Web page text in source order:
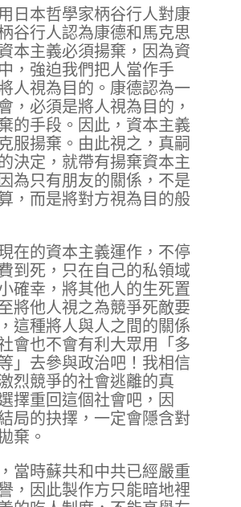
日本哲學家柄谷行人對康
谷行人認為康德和馬克思
本主義必須揚棄，因為資
，強迫我們把人當作手
人視為目的。康德認為一
，必須是將人視為目的，
的手段。因此，資本主義
服揚棄。由此視之，真嗣
決定，就帶有揚棄資本主
為只有朋友的關係，不是
，而是將對方視為目的般
在的資本主義運作，不停
到死，只在自己的私領域
確幸，將其他人的生死置
將他人視之為競爭死敵要
這種將人與人之間的關係
會也不會有利大眾用「多
」去參與政治吧！我相信
烈競爭的社會逃離的真
擇重回這個社會吧，因
局的抉擇，一定會隱含對
棄。
當時蘇共和中共已經嚴重
，因此製作方只能暗地裡